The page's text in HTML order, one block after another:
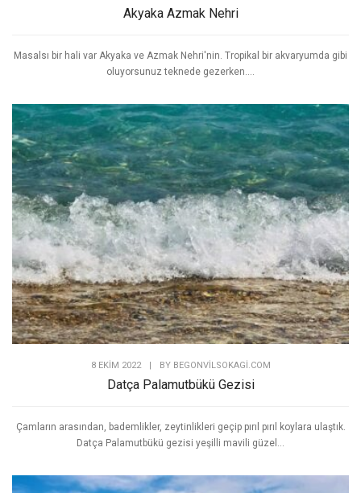
Akyaka Azmak Nehri
Masalsı bir hali var Akyaka ve Azmak Nehri'nin. Tropikal bir akvaryumda gibi
oluyorsunuz teknede gezerken....
8 EKIM 2022 BY BEGONVILSOKAGI.COM
Datça Palamutbükü Gezisi
Çamların arasından, bademlikler, zeytinlikleri geçip pırıl pırıl koylara ulaştık.
Datça Palamutbükü gezisi yeşilli mavili güzel...